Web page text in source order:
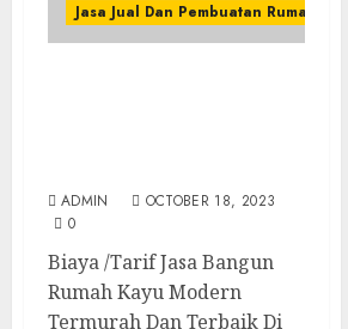
Jasa Jual Dan Pembuatan Rumah Kayu
ADMIN
OCTOBER 18, 2023
0
Biaya /Tarif Jasa Bangun
Rumah Kayu Modern
Termurah Dan Terbaik Di